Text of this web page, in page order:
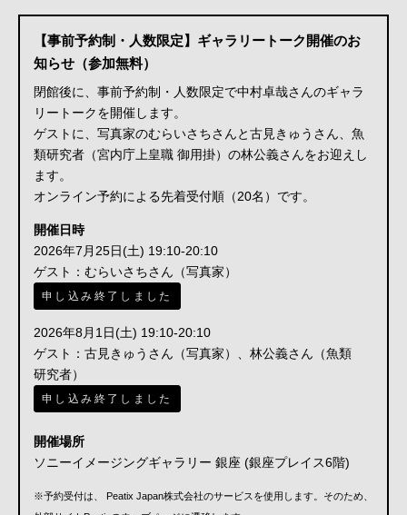
【事前予約制・人数限定】ギャラリートーク開催のお
知らせ（参加無料）
閉館後に、事前予約制・人数限定で中村卓哉さんのギャラ
リートークを開催します。
ゲストに、写真家のむらいさちさんと古見きゅうさん、魚
類研究者（宮内庁上皇職 御用掛）の林公義さんをお迎えし
ます。
オンライン予約による先着受付順（20名）です。
開催日時
2026年7月25日(土) 19:10-20:10
ゲスト：むらいさちさん（写真家）
申し込み終了しました
2026年8月1日(土) 19:10-20:10
ゲスト：古見きゅうさん（写真家）、林公義さん（魚類
研究者）
申し込み終了しました
開催場所
ソニーイメージングギャラリー 銀座 (銀座プレイス6階)
※予約受付は、 Peatix Japan株式会社のサービスを使用します。そのため、